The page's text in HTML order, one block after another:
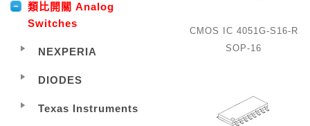
類比開關 Analog
Switches
NEXPERIA
DIODES
Texas Instruments
CMOS IC 4051G-S16-R
SOP-16